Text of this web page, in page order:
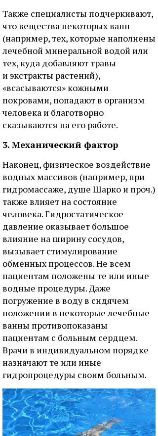
Также специалисты подчеркивают,
что вещества некоторых ванн
(например, тех, которые наполнены
лечебной минеральной водой или
тех, куда добавляют травы
и экстракты растений),
«всасываются» кожными
покровами, попадают в организм
человека и благотворно
сказываются на его работе.
3. Механический фактор
Наконец, физическое воздействие
водных массивов (например, при
гидромассаже, душе Шарко и проч.)
также влияет на состояние
человека. Гидростатическое
давление оказывает большое
влияние на ширину сосудов,
вызывает стимулирование
обменных процессов. Не всем
пациентам положены те или иные
водные процедуры. Даже
погружение в воду в сидячем
положении в некоторые лечебные
ванны противопоказаны
пациентам с больным сердцем.
Врачи в индивидуальном порядке
назначают те или иные
гидропроцедуры своим больным.